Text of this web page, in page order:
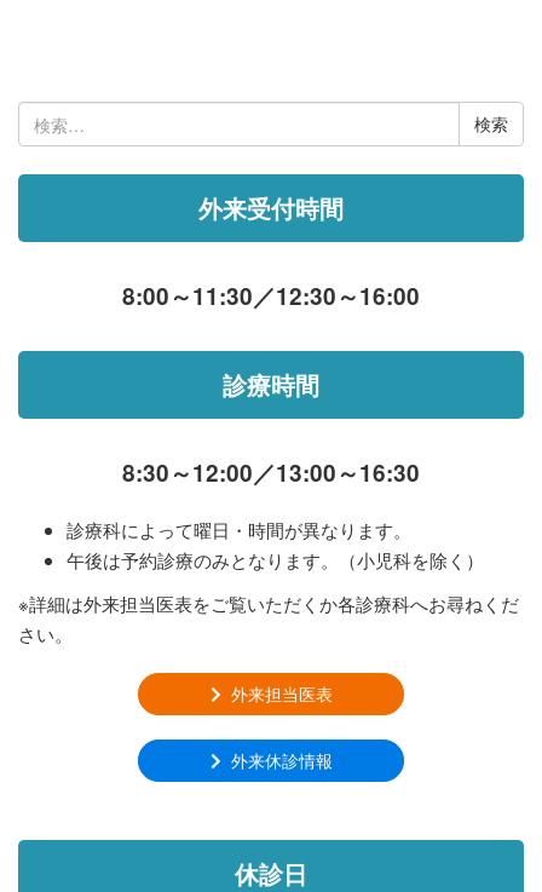
索:
外来受付時間
8:00～11:30／12:30～16:00
診療時間
8:30～12:00／13:00～16:30
診療科によって曜日・時間が異なります。
午後は予約診療のみとなります。（小児科を除く）
※詳細は外来担当医表をご覧いただくか各診療科へお尋ねくだ
さい。
外来担当医表
外来休診情報
休診日